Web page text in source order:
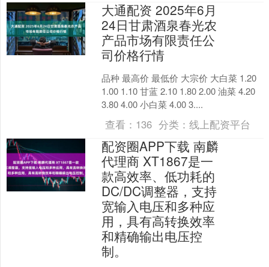
大通配资 2025年6月
24日甘肃酒泉春光农
产品市场有限责任公
司价格行情
品种 最高价 最低价 大宗价 大白菜 1.20
1.00 1.10 甘蓝 2.10 1.80 2.00 油菜 4.20
3.80 4.00 小白菜 4.00 3....
查看： 136 分类： 线上配资平台
配资圈APP下载 南麟
代理商 XT1867是一
款高效率、低功耗的
DC/DC调整器，支持
宽输入电压和多种应
用，具有高转换效率
和精确输出电压控
制。